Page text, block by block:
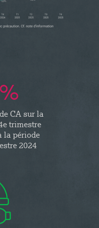
CA sur la
trimestre
la période
2024